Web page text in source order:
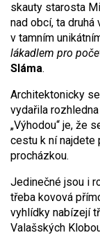
skauty starosta
nad obcí, ta
v tamním
lákadlem pro
Sláma.
Architektonicky
vydařila
„Výhodou“ je, že
cestu k ní najdete
procházkou.
Jedinečné jsou i
třeba kovová
vyhlídky nabízejí
Valašských